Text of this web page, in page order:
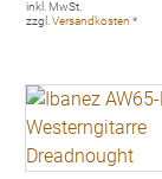
inkl. MwSt.
zzgl.Versandkosten *